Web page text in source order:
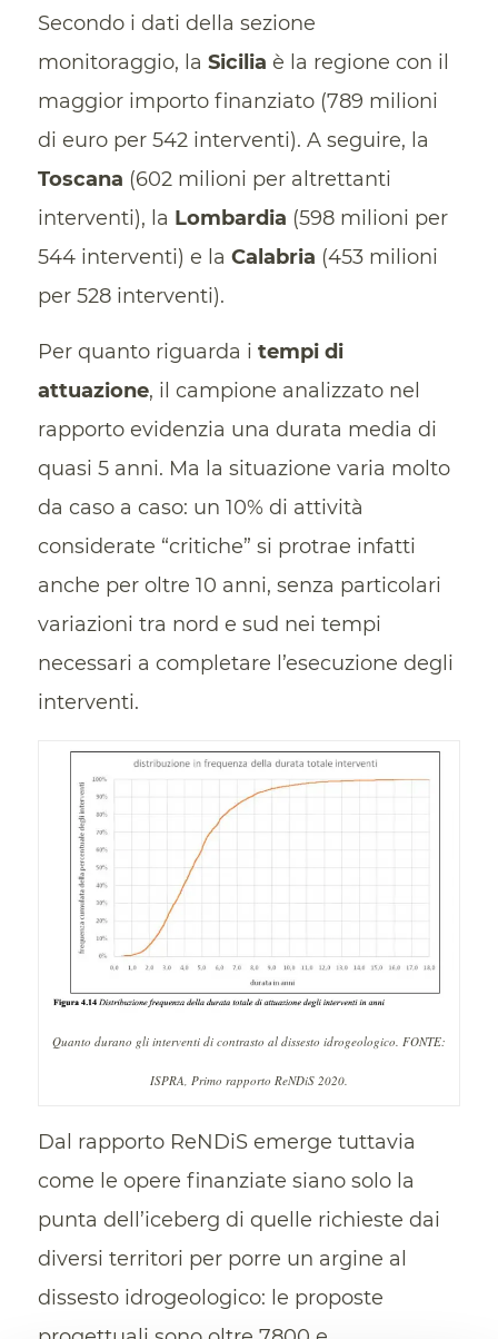
Secondo i dati della sezione
monitoraggio, la Sicilia è la regione con il
maggior importo finanziato (789 milioni
di euro per 542 interventi). A seguire, la
Toscana (602 milioni per altrettanti
interventi), la Lombardia (598 milioni per
544 interventi) e la Calabria (453 milioni
per 528 interventi).
Per quanto riguarda i tempi di
attuazione, il campione analizzato nel
rapporto evidenzia una durata media di
quasi 5 anni. Ma la situazione varia molto
da caso a caso: un 10% di attività
considerate “critiche” si protrae infatti
anche per oltre 10 anni, senza particolari
variazioni tra nord e sud nei tempi
necessari a completare l’esecuzione degli
interventi.
Quanto durano gli interventi di contrasto al dissesto idrogeologico. FONTE:
ISPRA, Primo rapporto ReNDiS 2020.
Dal rapporto ReNDiS emerge tuttavia
come le opere finanziate siano solo la
punta dell’iceberg di quelle richieste dai
diversi territori per porre un argine al
dissesto idrogeologico: le proposte